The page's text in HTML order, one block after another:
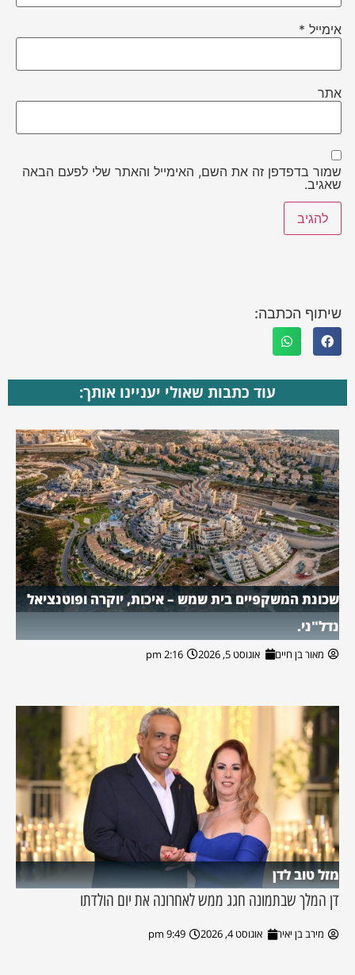
אימייל *
אתר
שמור בדפדפן זה את השם, האימייל והאתר שלי לפעם הבאה
שאגיב.
שיתוף הכתבה:
עוד כתבות שאולי יעניינו אותך:
שכונת המשקפיים בית שמש – איכות, יוקרה ופוטנציאל
נדל"ני.
מאור בן חיים אוגוסט 5, 2026 2:16 pm
מזל טוב לדן
דן המלך שבתמונה חגג ממש לאחרונה את יום הולדתו
מירב בן יאיר אוגוסט 4, 2026 9:49 pm